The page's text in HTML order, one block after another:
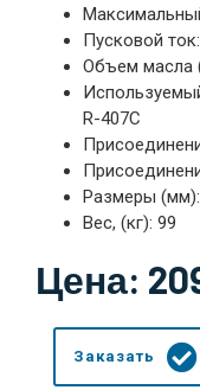
Пусковой
Объем масла
R-407C
Размеры (мм):
Вес, (кг): 99
Цена:
Заказать